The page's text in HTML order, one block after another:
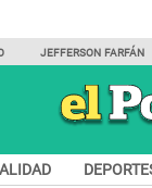
JEFFERSON FARFÁN